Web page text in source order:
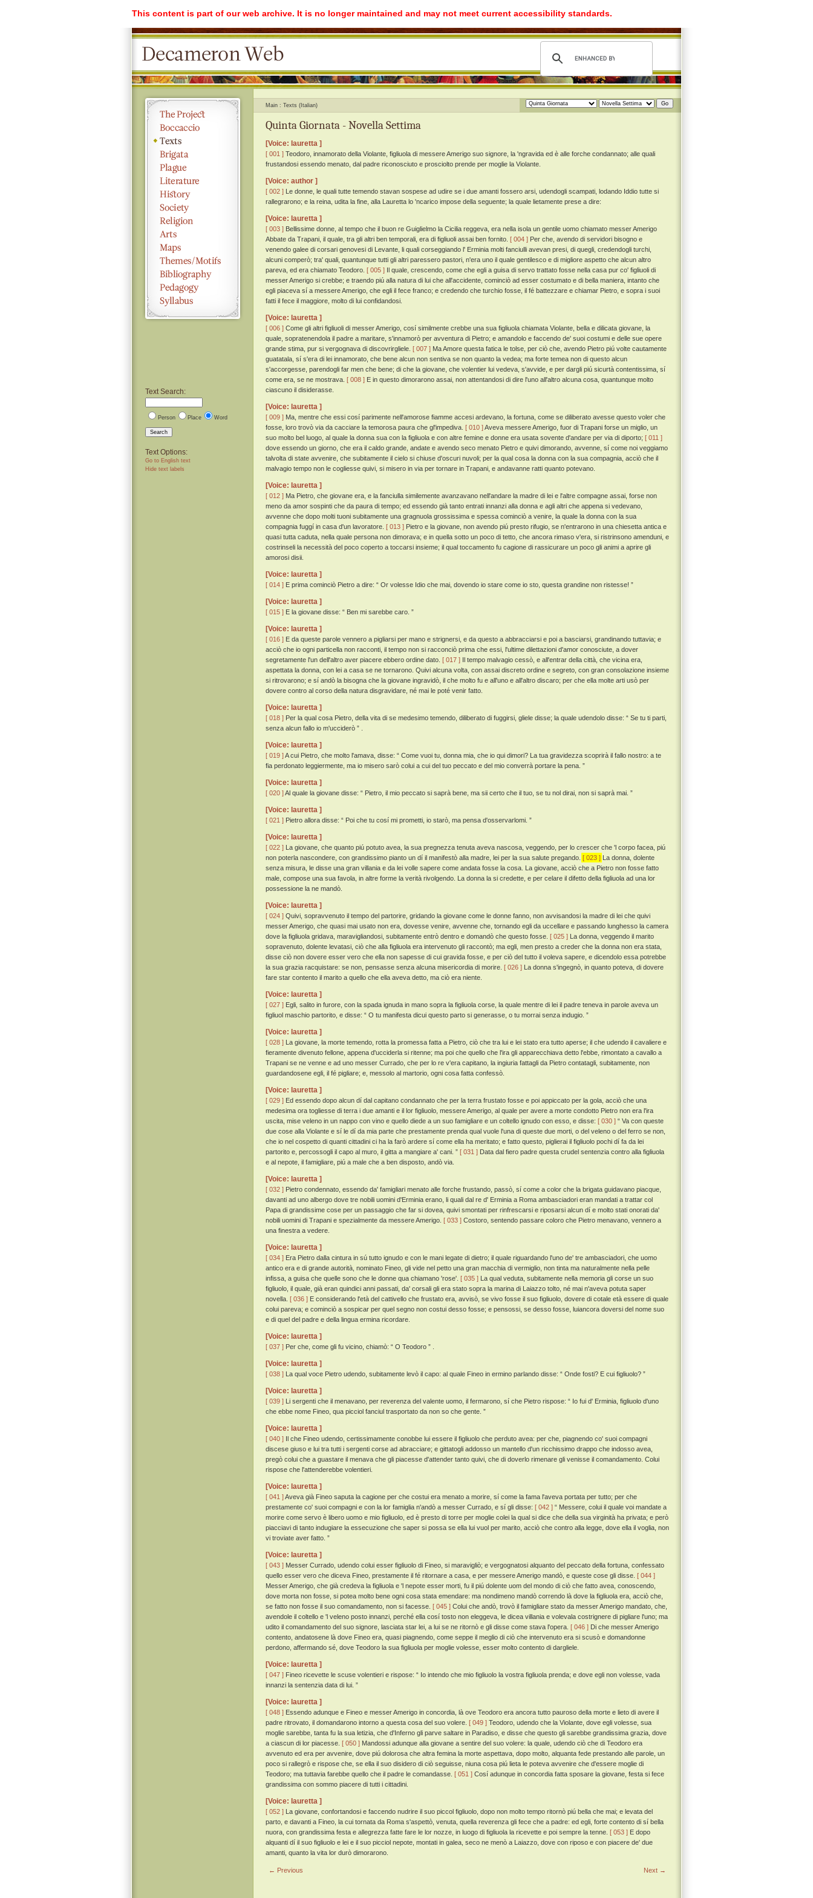
This content is part of our web archive. It is no longer maintained and may not meet current accessibility standards.
Text Search:
Person Place Word
Search
Text Options:
Go to English text
Hide text labels
Main Texts (Italian)
Quinta Giornata - Novella Settima
[Voice: lauretta ]
[ 001 ] Teodoro, innamorato della Violante, figliuola di messere Amerigo suo signore, la 'ngravida ed è alle forche condannato; alle quali
frustandosi essendo menato, dal padre riconosciuto e prosciolto prende per moglie la Violante.
[Voice: author ]
[ 002 ] Le donne, le quali tutte temendo stavan sospese ad udire se i due amanti fossero arsi, udendogli scampati, lodando Iddio tutte si
rallegrarono; e la reina, udita la fine, alla Lauretta lo 'ncarico impose della seguente; la quale lietamente prese a dire:
[Voice: lauretta ]
[ 003 ] Bellissime donne, al tempo che il buon re Guiglielmo la Cicilia reggeva, era nella isola un gentile uomo chiamato messer Amerigo
Abbate da Trapani, il quale, tra gli altri ben temporali, era di figliuoli assai ben fornito. [ 004 ] Per che, avendo di servidori bisogno e
venendo galee di corsari genovesi di Levante, li quali corseggiando l' Erminia molti fanciulli avevan presi, di quegli, credendogli turchi,
alcuni comperò; tra' quali, quantunque tutti gli altri paressero pastori, n'era uno il quale gentilesco e di migliore aspetto che alcun altro
pareva, ed era chiamato Teodoro. [ 005 ] Il quale, crescendo, come che egli a guisa di servo trattato fosse nella casa pur co' figliuoli di
messer Amerigo si crebbe; e traendo piú alla natura di lui che all'accidente, cominciò ad esser costumato e di bella maniera, intanto che
egli piaceva sí a messere Amerigo, che egli il fece franco; e credendo che turchio fosse, il fé battezzare e chiamar Pietro, e sopra i suoi
fatti il fece il maggiore, molto di lui confidandosi.
[Voice: lauretta ]
[ 006 ] Come gli altri figliuoli di messer Amerigo, cosí similmente crebbe una sua figliuola chiamata Violante, bella e dilicata giovane, la
quale, sopratenendola il padre a maritare, s'innamorò per avventura di Pietro; e amandolo e faccendo de' suoi costumi e delle sue opere
grande stima, pur si vergognava di discovrirgliele. [ 007 ] Ma Amore questa fatica le tolse, per ciò che, avendo Pietro piú volte cautamente
guatatala, sí s'era di lei innamorato, che bene alcun non sentiva se non quanto la vedea; ma forte temea non di questo alcun
s'accorgesse, parendogli far men che bene; di che la giovane, che volentier lui vedeva, s'avvide, e per dargli piú sicurtà contentissima, sí
come era, se ne mostrava. [ 008 ] E in questo dimorarono assai, non attentandosi di dire l'uno all'altro alcuna cosa, quantunque molto
ciascuno il disiderasse.
[Voice: lauretta ]
[ 009 ] Ma, mentre che essi cosí parimente nell'amorose fiamme accesi ardevano, la fortuna, come se diliberato avesse questo voler che
fosse, loro trovò via da cacciare la temorosa paura che gl'impediva. [ 010 ]Aveva messere Amerigo, fuor di Trapani forse un miglio, un
suo molto bel luogo, al quale la donna sua con la figliuola e con altre femine e donne era usata sovente d'andare per via di diporto; [ 011 ]
dove essendo un giorno, che era il caldo grande, andate e avendo seco menato Pietro e quivi dimorando, avvenne, sí come noi veggiamo
talvolta di state avvenire, che subitamente il cielo si chiuse d'oscuri nuvoli; per la qual cosa la donna con la sua compagnia, acciò che il
malvagio tempo non le cogliesse quivi, si misero in via per tornare in Trapani, e andavanne ratti quanto potevano.
[Voice: lauretta ]
[ 012 ] Ma Pietro, che giovane era, e la fanciulla similemente avanzavano nell'andare la madre di lei e l'altre compagne assai, forse non
meno da amor sospinti che da paura di tempo; ed essendo già tanto entrati innanzi alla donna e agli altri che appena si vedevano,
avvenne che dopo molti tuoni subitamente una gragnuola grossissima e spessa cominciò a venire, la quale la donna con la sua
compagnia fuggí in casa d'un lavoratore. [ 013 ] Pietro e la giovane, non avendo piú presto rifugio, se n'entrarono in una chiesetta antica e
quasi tutta caduta, nella quale persona non dimorava; e in quella sotto un poco di tetto, che ancora rimaso v'era, si ristrinsono amenduni, e
costrinseli la necessità del poco coperto a toccarsi insieme; il qual toccamento fu cagione di rassicurare un poco gli animi a aprire gli
amorosi disii.
[Voice: lauretta ]
[ 014 ] E prima cominciò Pietro a dire: “ Or volesse Idio che mai, dovendo io stare come io sto, questa grandine non ristesse! ”
[Voice: lauretta ]
[ 015 ] E la giovane disse: “ Ben mi sarebbe caro. ”
[Voice: lauretta ]
[ 016 ] E da queste parole vennero a pigliarsi per mano e strignersi, e da questo a abbracciarsi e poi a basciarsi, grandinando tuttavia; e
acciò che io ogni particella non racconti, il tempo non si racconciò prima che essi, l'ultime dilettazioni d'amor conosciute, a dover
segretamente l'un dell'altro aver piacere ebbero ordine dato. [ 017 ] Il tempo malvagio cessò, e all'entrar della città, che vicina era,
aspettata la donna, con lei a casa se ne tornarono. Quivi alcuna volta, con assai discreto ordine e segreto, con gran consolazione insieme
si ritrovarono; e sí andò la bisogna che la giovane ingravidò, il che molto fu e all'uno e all'altro discaro; per che ella molte arti usò per
dovere contro al corso della natura disgravidare, né mai le poté venir fatto.
[Voice: lauretta ]
[ 018 ] Per la qual cosa Pietro, della vita di se medesimo temendo, diliberato di fuggirsi, gliele disse; la quale udendolo disse: “ Se tu ti parti,
senza alcun fallo io m'ucciderò ” .
[Voice: lauretta ]
[ 019 ]A cui Pietro, che molto l'amava, disse: “ Come vuoi tu, donna mia, che io qui dimori? La tua gravidezza scoprirà il fallo nostro: a te
fia perdonato leggiermente, ma io misero sarò colui a cui del tuo peccato e del mio converrà portare la pena. ”
[Voice: lauretta ]
[ 020 ]Al quale la giovane disse: “ Pietro, il mio peccato si saprà bene, ma sii certo che il tuo, se tu nol dirai, non si saprà mai. ”
[Voice: lauretta ]
[ 021 ] Pietro allora disse: “ Poi che tu cosí mi prometti, io starò, ma pensa d'osservarlomi. ”
[Voice: lauretta ]
[ 022 ] La giovane, che quanto piú potuto avea, la sua pregnezza tenuta aveva nascosa, veggendo, per lo crescer che 'l corpo facea, piú
non poterla nascondere, con grandissimo pianto un dí il manifestò alla madre, lei per la sua salute pregando. [ 023 ] La donna, dolente
senza misura, le disse una gran villania e da lei volle sapere come andata fosse la cosa. La giovane, acciò che a Pietro non fosse fatto
male, compose una sua favola, in altre forme la verità rivolgendo. La donna la si credette, e per celare il difetto della figliuola ad una lor
possessione la ne mandò.
[Voice: lauretta ]
[ 024 ] Quivi, sopravvenuto il tempo del partorire, gridando la giovane come le donne fanno, non avvisandosi la madre di lei che quivi
messer Amerigo, che quasi mai usato non era, dovesse venire, avvenne che, tornando egli da uccellare e passando lunghesso la camera
dove la figliuola gridava, maravigliandosi, subitamente entrò dentro e domandò che questo fosse. [ 025 ] La donna, veggendo il marito
sopravenuto, dolente levatasi, ciò che alla figliuola era intervenuto gli raccontò; ma egli, men presto a creder che la donna non era stata,
disse ciò non dovere esser vero che ella non sapesse di cui gravida fosse, e per ciò del tutto il voleva sapere, e dicendolo essa potrebbe
la sua grazia racquistare: se non, pensasse senza alcuna misericordia di morire. [ 026 ] La donna s'ingegnò, in quanto poteva, di dovere
fare star contento il marito a quello che ella aveva detto, ma ciò era niente.
[Voice: lauretta ]
[ 027 ] Egli, salito in furore, con la spada ignuda in mano sopra la figliuola corse, la quale mentre di lei il padre teneva in parole aveva un
figliuol maschio partorito, e disse: “ O tu manifesta dicui questo parto si generasse, o tu morrai senza indugio. ”
[Voice: lauretta ]
[ 028 ] La giovane, la morte temendo, rotta la promessa fatta a Pietro, ciò che tra lui e lei stato era tutto aperse; il che udendo il cavaliere e
fieramente divenuto fellone, appena d'ucciderla si ritenne; ma poi che quello che l'ira gli apparecchiava detto l'ebbe, rimontato a cavallo a
Trapani se ne venne e ad uno messer Currado, che per lo re v'era capitano, la ingiuria fattagli da Pietro contatagli, subitamente, non
guardandosene egli, il fé pigliare; e, messolo al martorio, ogni cosa fatta confessò.
[Voice: lauretta ]
[ 029 ] Ed essendo dopo alcun dí dal capitano condannato che per la terra frustato fosse e poi appiccato per la gola, acciò che una
medesima ora togliesse di terra i due amanti e il lor figliuolo, messere Amerigo, al quale per avere a morte condotto Pietro non era l'ira
uscita, mise veleno in un nappo con vino e quello diede a un suo famigliare e un coltello ignudo con esso, e disse: [ 030 ] “ Va con queste
due cose alla Violante e sí le dí da mia parte che prestamente prenda qual vuole l'una di queste due morti, o del veleno o del ferro se non,
che io nel cospetto di quanti cittadini ci ha la farò ardere sí come ella ha meritato; e fatto questo, piglierai il figliuolo pochi dí fa da lei
partorito e, percossogli il capo al muro, il gitta a mangiare a' cani. ” [ 031 ] Data dal fiero padre questa crudel sentenzia contro alla figliuola
e al nepote, il famigliare, piú a male che a ben disposto, andò via.
[Voice: lauretta ]
[ 032 ] Pietro condennato, essendo da' famigliari menato alle forche frustando, passò, sí come a color che la brigata guidavano piacque,
davanti ad uno albergo dove tre nobili uomini d'Erminia erano, li quali dal re d' Erminia a Roma ambasciadori eran mandati a trattar col
Papa di grandissime cose per un passaggio che far si dovea, quivi smontati per rinfrescarsi e riposarsi alcun dí e molto stati onorati da'
nobili uomini di Trapani e spezialmente da messere Amerigo. [ 033 ] Costoro, sentendo passare coloro che Pietro menavano, vennero a
una finestra a vedere.
[Voice: lauretta ]
[ 034 ] Era Pietro dalla cintura in sú tutto ignudo e con le mani legate di dietro; il quale riguardando l'uno de' tre ambasciadori, che uomo
antico era e di grande autorità, nominato Fineo, gli vide nel petto una gran macchia di vermiglio, non tinta ma naturalmente nella pelle
infissa, a guisa che quelle sono che le donne qua chiamano 'rose'. [ 035 ] La qual veduta, subitamente nella memoria gli corse un suo
figliuolo, il quale, già eran quindici anni passati, da' corsali gli era stato sopra la marina di Laiazzo tolto, né mai n'aveva potuta saper
novella. [ 036 ] E considerando l'età del cattivello che frustato era, avvisò, se vivo fosse il suo figliuolo, dovere di cotale età essere di quale
colui pareva; e cominciò a sospicar per quel segno non costui desso fosse; e pensossi, se desso fosse, luiancora doversi del nome suo
e di quel del padre e della lingua ermina ricordare.
[Voice: lauretta ]
[ 037 ] Per che, come gli fu vicino, chiamò: “ O Teodoro ” .
[Voice: lauretta ]
[ 038 ] La qual voce Pietro udendo, subitamente levò il capo: al quale Fineo in ermino parlando disse: “ Onde fosti? E cui figliuolo? ”
[Voice: lauretta ]
[ 039 ] Li sergenti che il menavano, per reverenza del valente uomo, il fermarono, sí che Pietro rispose: “ Io fui d' Erminia, figliuolo d'uno
che ebbe nome Fineo, qua picciol fanciul trasportato da non so che gente. ”
[Voice: lauretta ]
[ 040 ] Il che Fineo udendo, certissimamente conobbe lui essere il figliuolo che perduto avea: per che, piagnendo co' suoi compagni
discese giuso e lui tra tutti i sergenti corse ad abracciare; e gittatogli addosso un mantello d'un ricchissimo drappo che indosso avea,
pregò colui che a guastare il menava che gli piacesse d'attender tanto quivi, che di doverlo rimenare gli venisse il comandamento. Colui
rispose che l'attenderebbe volentieri.
[Voice: lauretta ]
[ 041 ]Aveva già Fineo saputa la cagione per che costui era menato a morire, sí come la fama l'aveva portata per tutto; per che
prestamente co' suoi compagni e con la lor famiglia n'andò a messer Currado, e sí gli disse: [ 042 ] “ Messere, colui il quale voi mandate a
morire come servo è libero uomo e mio figliuolo, ed è presto di torre per moglie colei la qual si dice che della sua virginità ha privata; e però
piacciavi di tanto indugiare la essecuzione che saper si possa se ella lui vuol per marito, acciò che contro alla legge, dove ella il voglia, non
vi troviate aver fatto. ”
[Voice: lauretta ]
[ 043 ] Messer Currado, udendo colui esser figliuolo di Fineo, si maravigliò; e vergognatosi alquanto del peccato della fortuna, confessato
quello esser vero che diceva Fineo, prestamente il fé ritornare a casa, e per messere Amerigo mandò, e queste cose gli disse. [ 044 ]
Messer Amerigo, che già credeva la figliuola e 'l nepote esser morti, fu il piú dolente uom del mondo di ciò che fatto avea, conoscendo,
dove morta non fosse, si potea molto bene ogni cosa stata emendare: ma nondimeno mandò correndo là dove la figliuola era, acciò che,
se fatto non fosse il suo comandamento, non si facesse. [ 045 ] Colui che andò, trovò il famigliare stato da messer Amerigo mandato, che,
avendole il coltello e 'l veleno posto innanzi, perché ella cosí tosto non eleggeva, le dicea villania e volevala costrignere di pigliare l'uno; ma
udito il comandamento del suo signore, lasciata star lei, a lui se ne ritornò e gli disse come stava l'opera. [ 046 ] Di che messer Amerigo
contento, andatosene là dove Fineo era, quasi piagnendo, come seppe il meglio di ciò che intervenuto era si scusò e domandonne
perdono, affermando sé, dove Teodoro la sua figliuola per moglie volesse, esser molto contento di dargliele.
[Voice: lauretta ]
[ 047 ] Fineo ricevette le scuse volentieri e rispose: “ Io intendo che mio figliuolo la vostra figliuola prenda; e dove egli non volesse, vada
innanzi la sentenzia data di lui. ”
[Voice: lauretta ]
[ 048 ] Essendo adunque e Fineo e messer Amerigo in concordia, là ove Teodoro era ancora tutto pauroso della morte e lieto di avere il
padre ritrovato, il domandarono intorno a questa cosa del suo volere. [ 049 ] Teodoro, udendo che la Violante, dove egli volesse, sua
moglie sarebbe, tanta fu la sua letizia, che d'Inferno gli parve saltare in Paradiso, e disse che questo gli sarebbe grandissima grazia, dove
a ciascun di lor piacesse. [ 050 ] Mandossi adunque alla giovane a sentire del suo volere: la quale, udendo ciò che di Teodoro era
avvenuto ed era per avvenire, dove piú dolorosa che altra femina la morte aspettava, dopo molto, alquanta fede prestando alle parole, un
poco si rallegrò e rispose che, se ella il suo disidero di ciò seguisse, niuna cosa piú lieta le poteva avvenire che d'essere moglie di
Teodoro; ma tuttavia farebbe quello che il padre le comandasse. [ 051 ] Cosí adunque in concordia fatta sposare la giovane, festa si fece
grandissima con sommo piacere di tutti i cittadini.
[Voice: lauretta ]
[ 052 ] La giovane, confortandosi e faccendo nudrire il suo piccol figliuolo, dopo non molto tempo ritornò piú bella che mai; e levata del
parto, e davanti a Fineo, la cui tornata da Roma s'aspettò, venuta, quella reverenza gli fece che a padre: ed egli, forte contento di sí bella
nuora, con grandissima festa e allegrezza fatte fare le lor nozze, in luogo di figliuola la ricevette e poi sempre la tenne. [ 053 ] E dopo
alquanti dí il suo figliuolo e lei e il suo picciol nepote, montati in galea, seco ne menò a Laiazzo, dove con riposo e con piacere de' due
amanti, quanto la vita lor durò dimorarono.
← Previous Next →